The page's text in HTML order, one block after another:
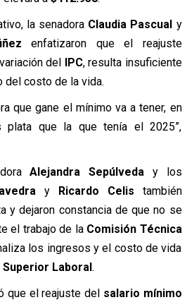
la senadora Claudia Pascual y
enfatizaron que el reajuste
del IPC, resulta insuficiente
del costo de la vida.
que gane el mínimo va a tener, en
plata que la que tenía el 2025”,
Alejandra Sepúlveda y los
y Ricardo Celis también
y dejaron constancia de que no se
el trabajo de la Comisión Técnica
los ingresos y el costo de vida
Superior Laboral.
que el reajuste del salario mínimo